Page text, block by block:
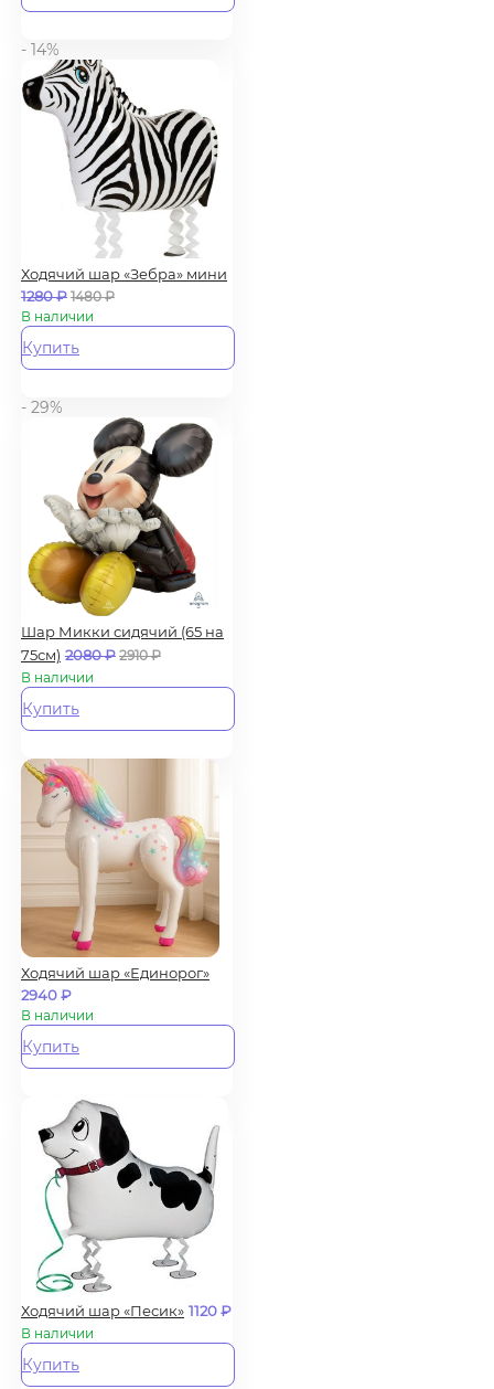
- 14%
Ходячий шар «Зебра» мини
1280₽ 1480₽
В наличии
Купить
- 29%
Шар Микки сидячий (65 на
75см) 2080₽ 2910₽
В наличии
Купить
Ходячий шар «Единорог»
2940₽
В наличии
Купить
Ходячий шар «Песик» 1120₽
В наличии
Купить